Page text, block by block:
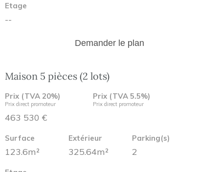
Etage
--
Demander le plan
Maison 5 pièces (2 lots)
Prix (TVA 20%)
Prix direct promoteur
463 530 €
Prix (TVA 5.5%)
Prix direct promoteur
Surface
123.6m²
Extérieur
325.64m²
Parking(s)
2